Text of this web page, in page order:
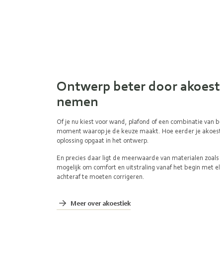
Ontwerp beter door
nemen
Of je nu kiest voor wand, plafond of een combinatie van
moment waarop je de keuze maakt. Hoe eerder je
oplossing opgaat in het ontwerp.
En precies daar ligt de meerwaarde van materialen
mogelijk om comfort en uitstraling vanaf het begin met
achteraf te moeten corrigeren.
Meer over akoestiek